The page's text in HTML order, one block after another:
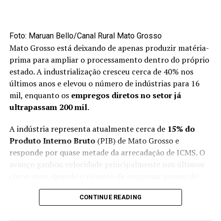
Mercado externo concentra
oportunidades no primeiro semestre
Apesar do avanço das exportações, a maior parte da
produção brasileira de maçãs ainda permanece no
mercado interno. Cerca de 90% da fruta produzida no
país é destinada ao consumidor brasileiro.
O primeiro semestre é considerado uma janela
estratégica para as vendas externas porque coincide
com o período de entressafra do hemisfério norte,
“No segundo semestre, a gente foca basicamente no
Foto: Maruan Bello/Canal Rural Mato Grosso
Mato Grosso está deixando de apenas produzir matéria-
prima para ampliar o processamento dentro do próprio
estado. A industrialização cresceu cerca de 40% nos
últimos anos e elevou o número de indústrias para 16
mil, enquanto osempregos diretos no setor já
ultrapassam 200 mil.
A indústria representa atualmente cerca de 15% do
Produto Interno Bruto(PIB) de Mato Grosso e
responde por quase metade da arrecadação de ICMS. O
avanço ganhou velocidade principalmente nos últimos
pouco mais de 11 mil para o patamar atual.
CONTINUE READING